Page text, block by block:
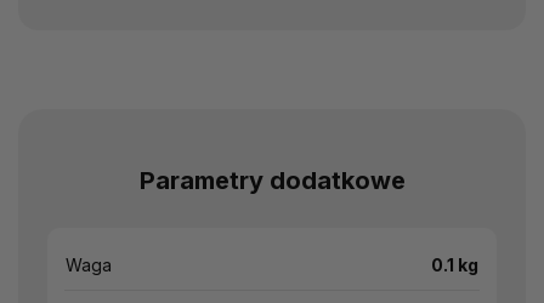
Parametry dodatkowe
Waga 0.1 kg